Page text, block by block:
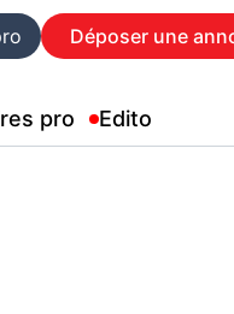
Déposer une
pro Edito